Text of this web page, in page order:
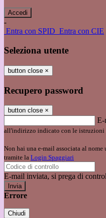
-
Entra con SPID Entra con CIE
Seleziona utente
button close ×
Recupero password
button close ×
E-
all'indirizzo indicato con le istruzioni
Non hai una e-mail associata al
tramite la Login Spaggiari
E-mail inviata, si prega di
Errore
Chiudi